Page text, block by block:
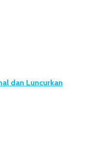
dan Luncurkan